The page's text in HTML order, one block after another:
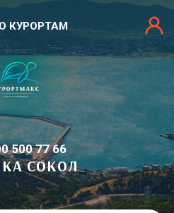
КУРОРТАМ
500 77 66
СОКОЛ